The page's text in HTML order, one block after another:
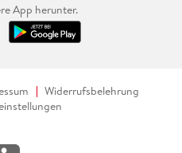
App herunter.
Widerrufsbelehrung